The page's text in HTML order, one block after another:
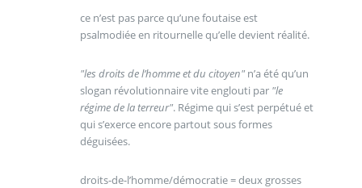
ce n’est pas parce qu’une foutaise est
psalmodiée en ritournelle qu’elle devient réalité.
"les droits de l’homme et du citoyen"n’a été qu’un
slogan révolutionnaire vite englouti par "le
régime de la terreur". Régime qui s’est perpétué et
qui s’exerce encore partout sous formes
déguisées.
droits-de-l’homme/démocratie = deux grosses